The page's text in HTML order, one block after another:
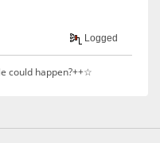
Logged
could happen?++☆